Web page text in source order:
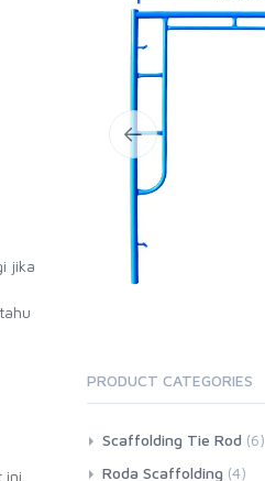
jika
PRODUCT CATEGORIES
Scaffolding Tie Rod (6)
Roda Scaffolding (4)